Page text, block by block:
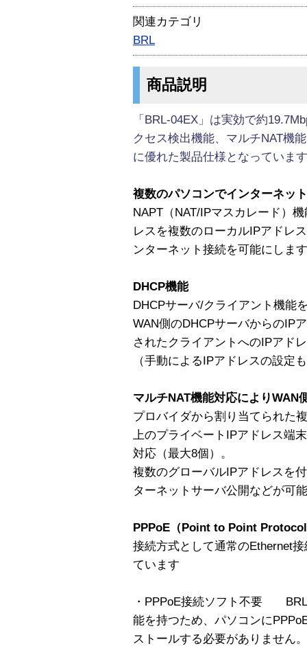
関連カテゴリ
BRL
商品説明
「BRL-04EX」は実効で約
クセス検出機能、マルチNAT機
に優れた製品仕様となっていま
複数のパソコンでインターネッ
NAPT（NAT/IPマスカレード）
レスを複数のローカルIPアドレ
ンターネット接続を可能にしま
DHCP機能
DHCPサーバ/クライアント機能
WAN側のDHCPサーバからのIP
されたクライアントへのIPアド
（手動によるIPアドレスの設定
マルチNAT機能対応によりWAN
プロバイダから割り当てられた
上のプライベートIPアドレス端
対応（最大8個）。
複数のグローバルIPアドレスを
ターネットサーバ公開などが可
PPPoE（Point to Point
接続方式として通常のEthernet
ています
・PPPoE接続ソフト不要
能を持つため、パソコンに
ストールする必要がありません。